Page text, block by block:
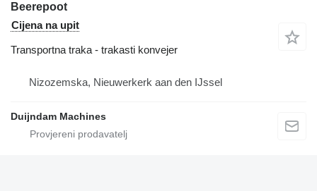
Beerepoot
Cijena na upit
Transportna traka - trakasti konvejer
Nizozemska, Nieuwerkerk aan den IJssel
Duijndam Machines